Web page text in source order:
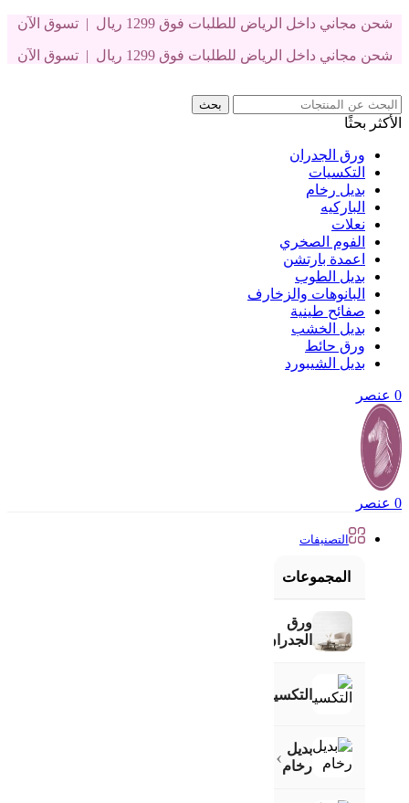
شحن مجاني داخل الرياض للطلبات فوق 1299 ريال | تسوق الآن
شحن مجاني داخل الرياض للطلبات فوق 1299 ريال | تسوق الآن
بحث
الأكثر بحثًا
ورق الجدران
التكسيات
بديل رخام
الباركيه
نعلات
الفوم الصخري
اعمدة بارتشن
بديل الطوب
البانوهات والزخارف
صفائح طينية
بديل الخشب
ورق حائط
بديل الشيبورد
0 عنصر
0 عنصر
التصنيفات
المجموعات
ورق
الجدران
التكسيات
بديل
رخام›